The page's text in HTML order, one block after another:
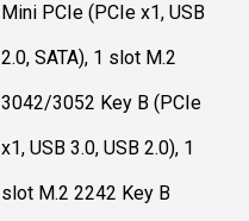
Mini PCIe (PCIe x1, USB
2.0, SATA), 1 slot M.2
3042/3052 Key B (PCIe
x1, USB 3.0, USB 2.0), 1
slot M.2 2242 Key B